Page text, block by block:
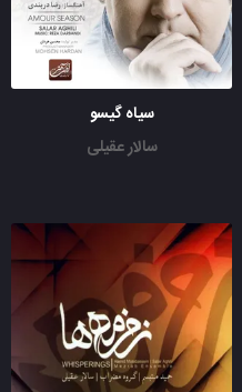
سیاه گیسو
سالار عقیلی